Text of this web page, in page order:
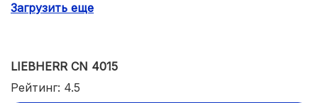
Загрузить еще
LIEBHERR CN 4015
Рейтинг: 4.5